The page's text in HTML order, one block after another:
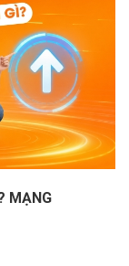
MẠNG